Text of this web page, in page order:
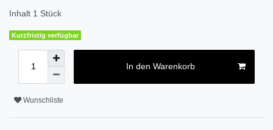
Inhalt 1 Stück
Kurzfristig verfügbar
In den Warenkorb
Wunschliste